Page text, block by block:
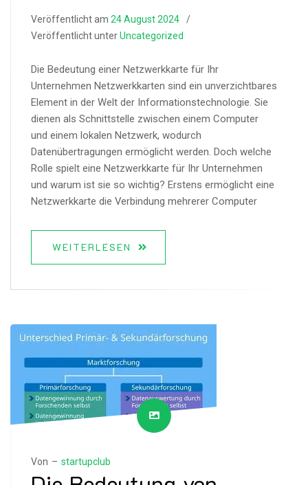
Veröffentlicht am 24 August 2024
Veröffentlicht unterUncategorized
Die Bedeutung einer Netzwerkkarte für Ihr
Unternehmen Netzwerkkarten sind ein unverzichtbares
Element in der Welt der Informationstechnologie. Sie
dienen als Schnittstelle zwischen einem Computer
und einem lokalen Netzwerk, wodurch
Datenübertragungen ermöglicht werden. Doch welche
Rolle spielt eine Netzwerkkarte für Ihr Unternehmen
und warum ist sie so wichtig? Erstens ermöglicht eine
Netzwerkkarte die Verbindung mehrerer Computer
WEITERLESEN
Von – startupclub